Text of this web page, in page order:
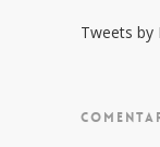
Tweets by